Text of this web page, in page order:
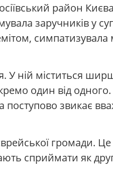
район
заручників у
симпатизувала
У ній міститься
один від
поступово звикає
громади.
сприймати як